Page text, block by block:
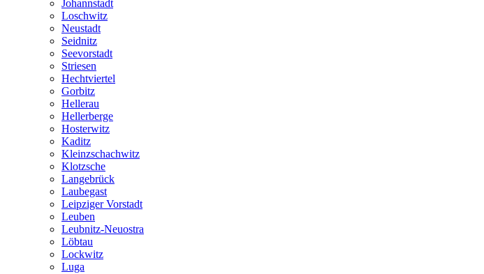
Johannstadt
Loschwitz
Neustadt
Seidnitz
Seevorstadt
Striesen
Hechtviertel
Gorbitz
Hellerau
Hellerberge
Hosterwitz
Kaditz
Kleinzschachwitz
Klotzsche
Langebrück
Laubegast
Leipziger Vorstadt
Leuben
Leubnitz-Neuostra
Löbtau
Lockwitz
Luga